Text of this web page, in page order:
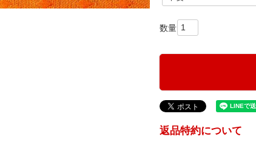
必
返品特約について